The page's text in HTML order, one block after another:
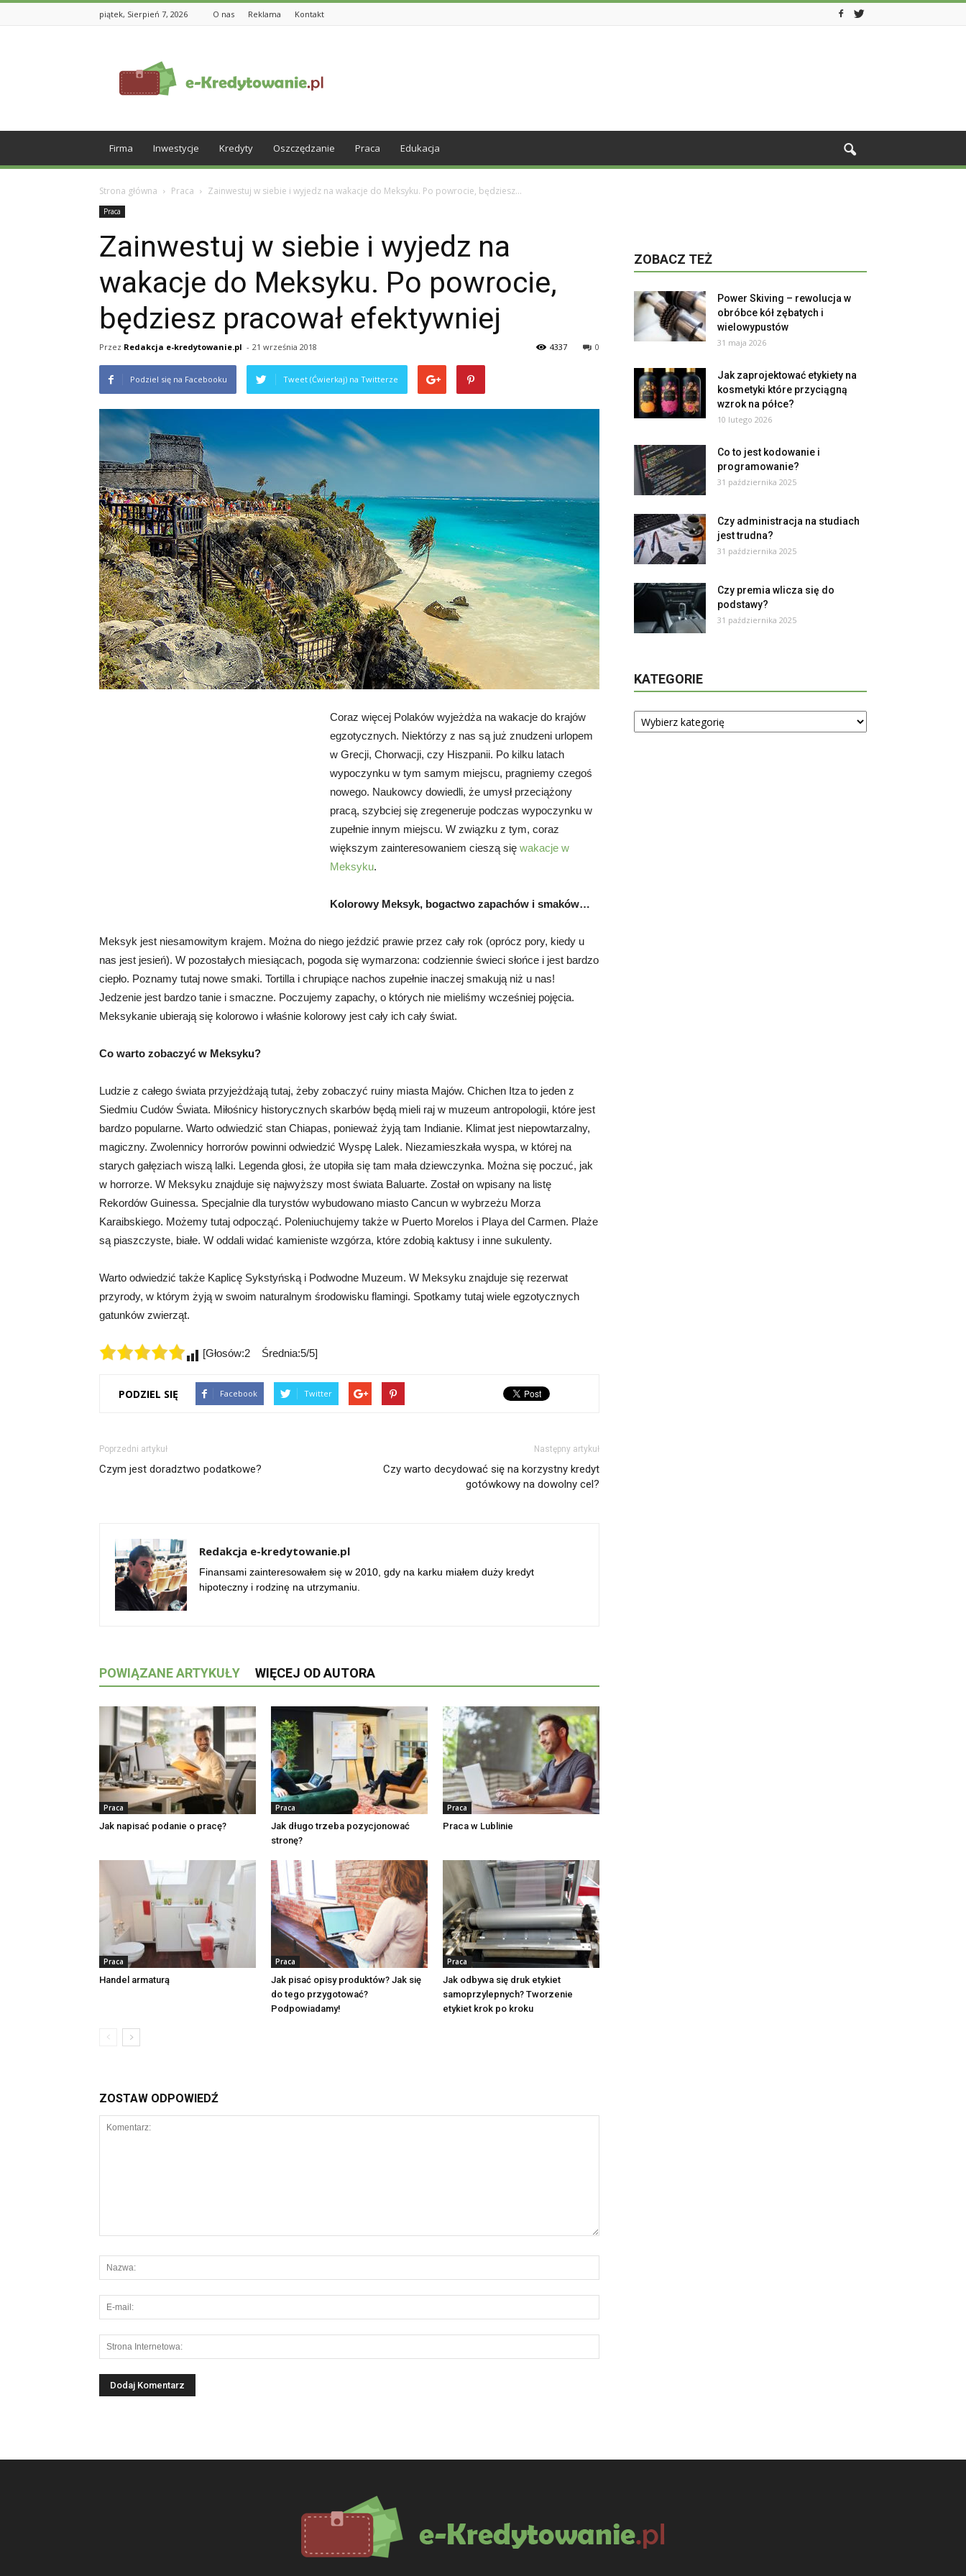
piątek, Sierpień 7, 2026 O nas Reklama Kontakt
Kredytowanie.pl
Firma Inwestycje Kredyty Oszczędzanie Praca Edukacja
Strona główna Praca Zainwestuj w siebie i wyjedz na wakacje do Meksyku. Po powrocie, będziesz...
Praca
Zainwestuj w siebie i wyjedz na
wakacje do Meksyku. Po powrocie,
będziesz pracował efektywniej
Przez Redakcja e-kredytowanie.pl - 21 września 2018 0
4337
Podziel się na Facebooku Tweet (Ćwierkaj) na Twitterze
Coraz więcej Polaków wyjeżdża na wakacje do krajów
egzotycznych. Niektórzy z nas są już znudzeni urlopem
w Grecji, Chorwacji, czy Hiszpanii. Po kilku latach
wypoczynku w tym samym miejscu, pragniemy czegoś
nowego. Naukowcy dowiedli, że umysł przeciążony
pracą, szybciej się zregeneruje podczas wypoczynku w
zupełnie innym miejscu. W związku z tym, coraz
większym zainteresowaniem cieszą się wakacje w
Meksyku.
Kolorowy Meksyk, bogactwo zapachów i smaków…
Meksyk jest niesamowitym krajem. Można do niego jeździć prawie przez cały rok (oprócz pory, kiedy u
nas jest jesień). W pozostałych miesiącach, pogoda się wymarzona: codziennie świeci słońce i jest bardzo
ciepło. Poznamy tutaj nowe smaki. Tortilla i chrupiące nachos zupełnie inaczej smakują niż u nas!
Jedzenie jest bardzo tanie i smaczne. Poczujemy zapachy, o których nie mieliśmy wcześniej pojęcia.
Meksykanie ubierają się kolorowo i właśnie kolorowy jest cały ich cały świat.
Co warto zobaczyć w Meksyku?
Ludzie z całego świata przyjeżdżają tutaj, żeby zobaczyć ruiny miasta Majów. Chichen Itza to jeden z
Siedmiu Cudów Świata. Miłośnicy historycznych skarbów będą mieli raj w muzeum antropologii, które jest
bardzo popularne. Warto odwiedzić stan Chiapas, ponieważ żyją tam Indianie. Klimat jest niepowtarzalny,
magiczny. Zwolennicy horrorów powinni odwiedzić Wyspę Lalek. Niezamieszkała wyspa, w której na
starych gałęziach wiszą lalki. Legenda głosi, że utopiła się tam mała dziewczynka. Można się poczuć, jak
w horrorze. W Meksyku znajduje się najwyższy most świata Baluarte. Został on wpisany na listę
Rekordów Guinessa. Specjalnie dla turystów wybudowano miasto Cancun w wybrzeżu Morza
Karaibskiego. Możemy tutaj odpocząć. Poleniuchujemy także w Puerto Morelos i Playa del Carmen. Plaże
są piaszczyste, białe. W oddali widać kamieniste wzgórza, które zdobią kaktusy i inne sukulenty.
Warto odwiedzić także Kaplicę Sykstyńską i Podwodne Muzeum. W Meksyku znajduje się rezerwat
przyrody, w którym żyją w swoim naturalnym środowisku flamingi. Spotkamy tutaj wiele egzotycznych
gatunków zwierząt.
[Głosów:2 Średnia:5/5]
PODZIEL SIĘ Facebook Twitter
Poprzedni artykuł
Czym jest doradztwo podatkowe?
Następny artykuł
Czy warto decydować się na korzystny kredyt
gotówkowy na dowolny cel?
Redakcja e-kredytowanie.pl
Finansami zainteresowałem się w 2010, gdy na karku miałem duży kredyt
hipoteczny i rodzinę na utrzymaniu.
POWIĄZANE ARTYKUŁY WIĘCEJ OD AUTORA
Praca
Jak napisać podanie o pracę?
Praca
Jak długo trzeba pozycjonować
stronę?
Praca
Praca w Lublinie
Praca
Handel armaturą
Praca
Jak pisać opisy produktów? Jak się
do tego przygotować?
Podpowiadamy!
Praca
Jak odbywa się druk etykiet
samoprzylepnych? Tworzenie
etykiet krok po kroku
ZOSTAW ODPOWIEDŹ
ZOBACZ TEŻ
Power Skiving – rewolucja w
obróbce kół zębatych i
wielowypustów
31 maja 2026
Jak zaprojektować etykiety na
kosmetyki które przyciągną
wzrok na półce?
10 lutego 2026
Co to jest kodowanie i
programowanie?
31 października 2025
Czy administracja na studiach
jest trudna?
31 października 2025
Czy premia wlicza się do
podstawy?
31 października 2025
KATEGORIE
Kategorie